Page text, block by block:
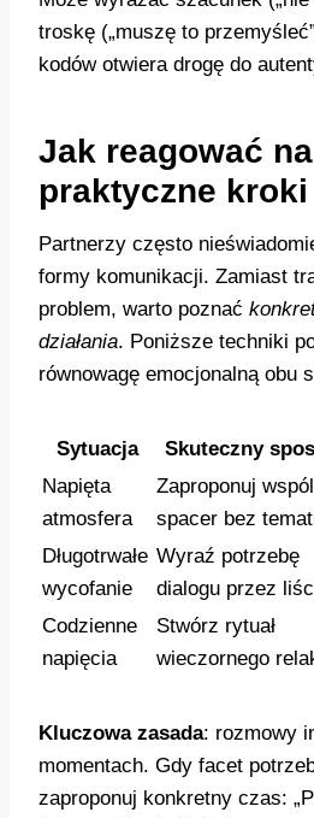
troskę („muszę to
kodów otwiera drogę do
Jak reagować
praktyczne
Partnerzy często
formy komunikacji. Zamiast
problem, warto poznać
działania. Poniższe techniki
równowagę emocjonalną obu
Sytuacja Skuteczny
Napięta
atmosfera
Zaproponuj
spacer bez
Długotrwałe
wycofanie
Wyraź potrzebę
dialogu przez
Codzienne
napięcia
Stwórz rytuał
wieczornego
Kluczowa zasada: rozmowy
momentach. Gdy facet
zaproponuj konkretny czas: